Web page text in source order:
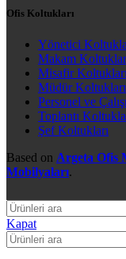
Ofis Koltukları
Yönetici
Makam
Misafir Koltukları
Müdür Koltukları
Personel ve
Toplantı
Şef Koltukları
Based on Argeta Ofis
Mobilyaları.
Kapat